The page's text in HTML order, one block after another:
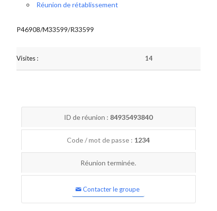
Réunion de rétablissement
P46908/M33599/R33599
Visites : 14
ID de réunion : 84935493840
Code / mot de passe : 1234
Réunion terminée.
Contacter le groupe